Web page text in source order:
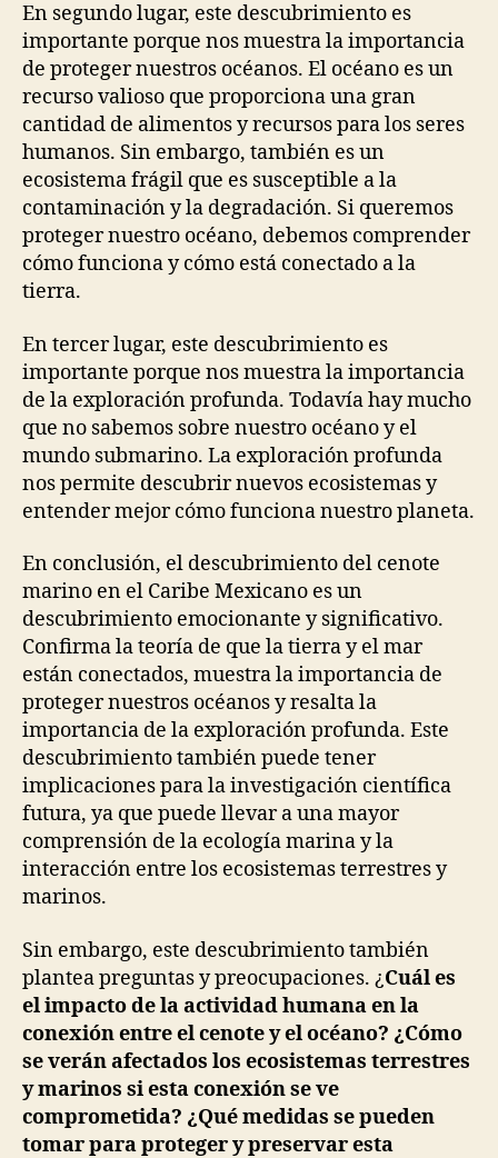
En segundo lugar, este descubrimiento es
importante porque nos muestra la importancia
de proteger nuestros océanos. El océano es un
recurso valioso que proporciona una gran
cantidad de alimentos y recursos para los seres
humanos. Sin embargo, también es un
ecosistema frágil que es susceptible a la
contaminación y la degradación. Si queremos
proteger nuestro océano, debemos comprender
cómo funciona y cómo está conectado a la
tierra.
En tercer lugar, este descubrimiento es
importante porque nos muestra la importancia
de la exploración profunda. Todavía hay mucho
que no sabemos sobre nuestro océano y el
mundo submarino. La exploración profunda
nos permite descubrir nuevos ecosistemas y
entender mejor cómo funciona nuestro planeta.
En conclusión, el descubrimiento del cenote
marino en el Caribe Mexicano es un
descubrimiento emocionante y significativo.
Confirma la teoría de que la tierra y el mar
están conectados, muestra la importancia de
proteger nuestros océanos y resalta la
importancia de la exploración profunda. Este
descubrimiento también puede tener
implicaciones para la investigación científica
futura, ya que puede llevar a una mayor
comprensión de la ecología marina y la
interacción entre los ecosistemas terrestres y
marinos.
Sin embargo, este descubrimiento también
plantea preguntas y preocupaciones. ¿Cuál es
el impacto de la actividad humana en la
conexión entre el cenote y el océano? ¿Cómo
se verán afectados los ecosistemas terrestres
y marinos si esta conexión se ve
comprometida? ¿Qué medidas se pueden
tomar para proteger y preservar esta